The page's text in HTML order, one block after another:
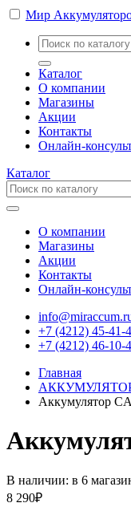
Мир
Каталог
О компании
Магазины
Акции
Контакты
Онлайн-
Каталог
О компании
Магазины
Акции
Контакты
Онлайн-
+7 (4212) 45-41-
+7 (4212) 46-10-
Главная
Аккумулятор
В наличии: в 6
8 290₽